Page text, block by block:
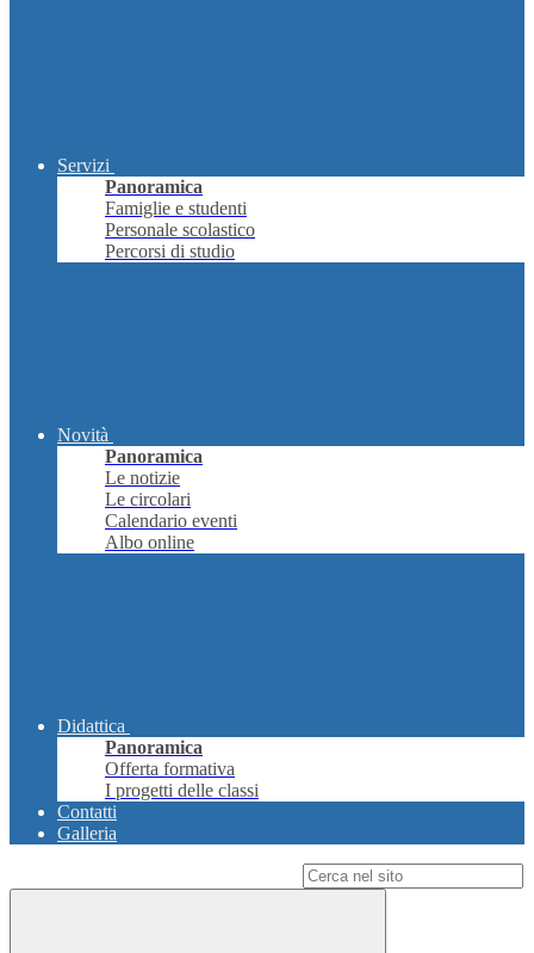
Servizi
Panoramica
Famiglie e studenti
Personale scolastico
Percorsi di studio
Novità
Panoramica
Le notizie
Le circolari
Calendario eventi
Albo online
Didattica
Panoramica
Offerta formativa
I progetti delle classi
Contatti
Galleria